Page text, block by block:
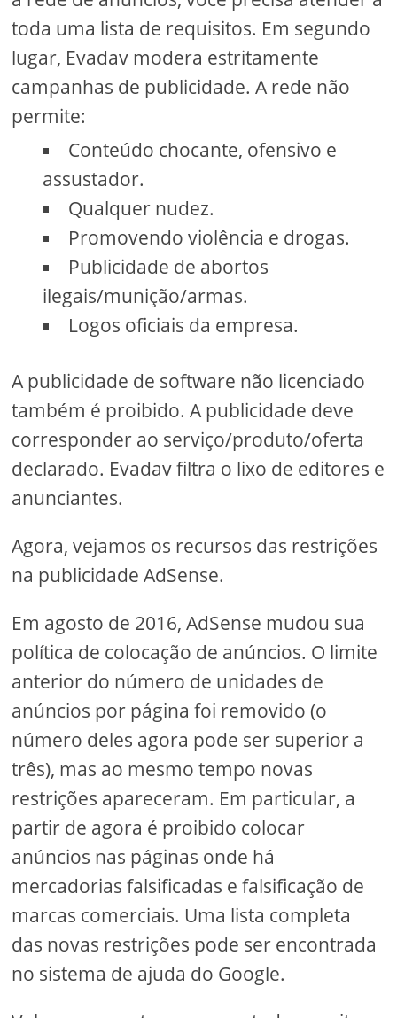
toda uma lista de requisitos. Em segundo
lugar, Evadav modera estritamente
campanhas de publicidade. A rede não
permite:
Conteúdo chocante, ofensivo e
assustador.
Qualquer nudez.
Promovendo violência e drogas.
Publicidade de abortos
ilegais/munição/armas.
Logos oficiais da empresa.
A publicidade de software não licenciado
também é proibido. A publicidade deve
corresponder ao serviço/produto/oferta
declarado. Evadav filtra o lixo de editores e
anunciantes.
Agora, vejamos os recursos das restrições
na publicidade AdSense.
Em agosto de 2016, AdSense mudou sua
política de colocação de anúncios. O limite
anterior do número de unidades de
anúncios por página foi removido (o
número deles agora pode ser superior a
três), mas ao mesmo tempo novas
restrições apareceram. Em particular, a
partir de agora é proibido colocar
anúncios nas páginas onde há
mercadorias falsificadas e falsificação de
marcas comerciais. Uma lista completa
das novas restrições pode ser encontrada
no sistema de ajuda do Google.